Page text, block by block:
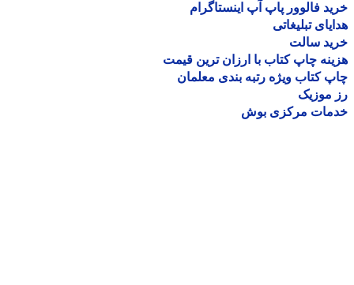
فالوور پاپ آپ اینستاگرام
تبلیغاتی
سالت
چاپ کتاب با ارزان ترین قیمت
کتاب ویژه رتبه بندی معلمان
موزیک
مرکزی بوش